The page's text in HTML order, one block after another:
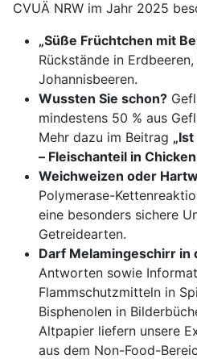
CVUÄ NRW im Jahr 2025
„Süße Früchtchen mit
Rückstände in
Johannisbeeren.
Wussten Sie schon?
mindestens 50 % aus
Mehr dazu im Beitrag
– Fleischanteil in
Weichweizen oder
Polymerase-
eine besonders sichere
Getreidearten.
Darf Melamingeschirr in
Antworten sowie
Flammschutzmitteln in
Bisphenolen in
Altpapier liefern unsere
aus dem Non-Food-